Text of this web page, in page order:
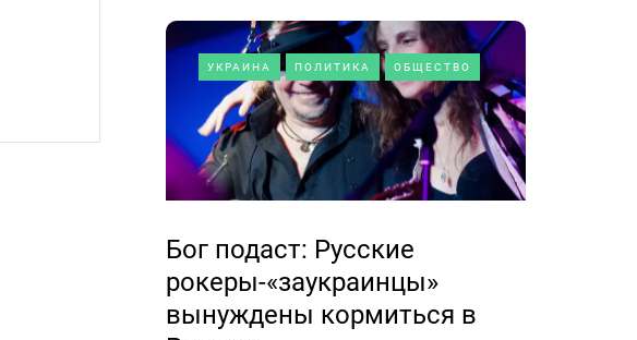
УКРАИНА ПОЛИТИКА ОБЩЕСТВО
Бог подаст: Русские
рокеры-«заукраинцы»
вынуждены кормиться в